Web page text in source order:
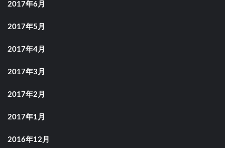
2017年6月
2017年5月
2017年4月
2017年3月
2017年2月
2017年1月
2016年12月